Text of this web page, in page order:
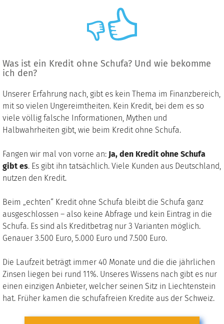
Was ist ein Kredit ohne Schufa? Und wie bekomme
ich den?
Unserer Erfahrung nach, gibt es kein Thema im Finanzbereich,
mit so vielen Ungereimtheiten. Kein Kredit, bei dem es so
viele völlig falsche Informationen, Mythen und
Halbwahrheiten gibt, wie beim Kredit ohne Schufa.
Fangen wir mal von vorne an: Ja, den Kredit ohne Schufa
gibt es. Es gibt ihn tatsächlich. Viele Kunden aus Deutschland,
nutzen den Kredit.
Beim „echten“ Kredit ohne Schufa bleibt die Schufa ganz
ausgeschlossen – also keine Abfrage und kein Eintrag in die
Schufa. Es sind als Kreditbetrag nur 3 Varianten möglich.
Genauer 3.500 Euro, 5.000 Euro und 7.500 Euro.
Die Laufzeit beträgt immer 40 Monate und die die jährlichen
Zinsen liegen bei rund 11%. Unseres Wissens nach gibt es nur
einen einzigen Anbieter, welcher seinen Sitz in Liechtenstein
hat. Früher kamen die schufafreien Kredite aus der Schweiz.